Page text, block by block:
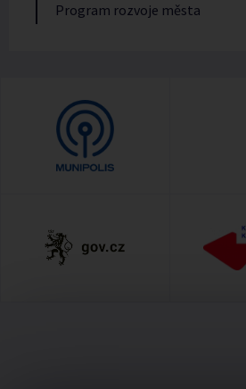
Program rozvoje města